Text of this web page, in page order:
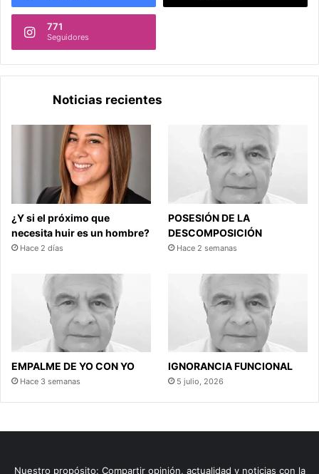
771
Seguidores
Noticias recientes
¿Y si el próximo que
necesita huir es un hombre?
Hace 2 días
POSESIÓN DE LA
DESCOMPOSICIÓN
Hace 2 semanas
EMPALME DE YO CON YO
Hace 3 semanas
IGNORANCIA FUNCIONAL
5 julio, 2026
Nuestro propósito: Compartir opinión, actualidad y noticias con la